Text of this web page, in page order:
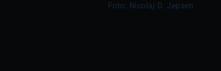
Foto: Nicolaj D. Jepsen